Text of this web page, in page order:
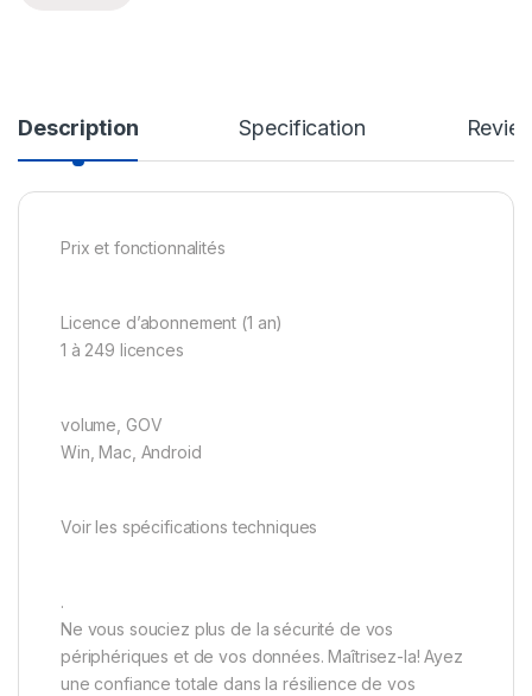
Description Specification
Prix et fonctionnalités
Licence d’abonnement (1 an)
1 à 249 licences
volume, GOV
Win, Mac, Android
Voir les spécifications techniques
.
Ne vous souciez plus de la sécurité de vos
périphériques et de vos données. Maîtrisez-la! Ayez
une confiance totale dans la résilience de vos